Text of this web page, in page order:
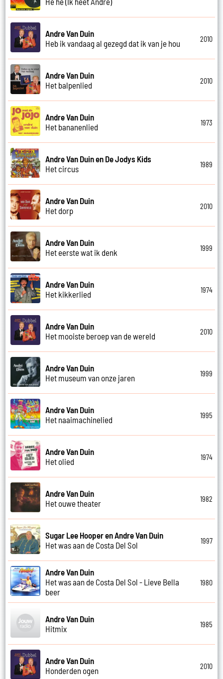
Andre Van Duin
Heb ik vandaag al gezegd dat ik van je hou
2010
Andre Van Duin
Het balpenlied
2010
Andre Van Duin
Het bananenlied
1973
Andre Van Duin en De Jodys Kids
Het circus
1989
Andre Van Duin
Het dorp
2010
Andre Van Duin
Het eerste wat ik denk
1999
Andre Van Duin
Het kikkerlied
1974
Andre Van Duin
Het mooiste beroep van de wereld
2010
Andre Van Duin
Het museum van onze jaren
1999
Andre Van Duin
Het naaimachinelied
1995
Andre Van Duin
Het olied
1974
Andre Van Duin
Het ouwe theater
1982
Sugar Lee Hooper en Andre Van Duin
Het was aan de Costa Del Sol
1997
Andre Van Duin
Het was aan de Costa Del Sol - Lieve Bella
beer
1980
Andre Van Duin
Hitmix
1985
Andre Van Duin
Honderden ogen
2010